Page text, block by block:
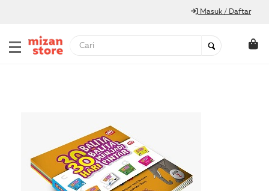
Masuk / Daftar